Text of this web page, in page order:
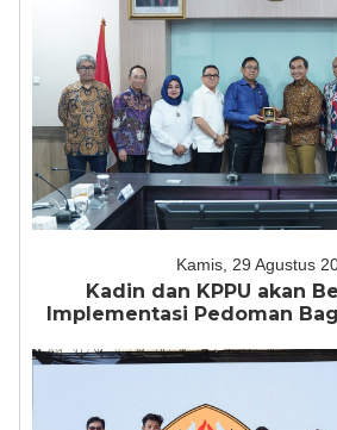
Kamis, 29 Agustus
Kadin dan KPPU akan
Implementasi Pedoman